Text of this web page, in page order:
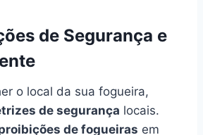
de Segurança e
o local da sua fogueira,
de segurança locais.
de fogueiras em